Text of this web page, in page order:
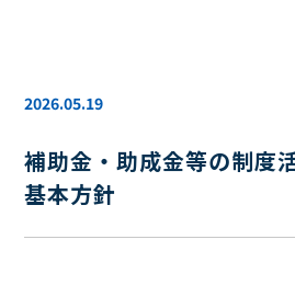
2026.05.19
補助金・助成金等の制度
基本方針